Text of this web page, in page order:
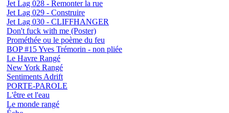
Jet Lag 028 - Remonter la rue
Jet Lag 029 - Construire
Jet Lag 030 - CLIFFHANGER
Don't fuck with me (Poster)
Prométhée ou le poème du feu
BOP #15 Yves Trémorin - non pliée
Le Havre Rangé
New York Rangé
Sentiments Adrift
PORTE-PAROLE
L'être et l'eau
Le monde rangé